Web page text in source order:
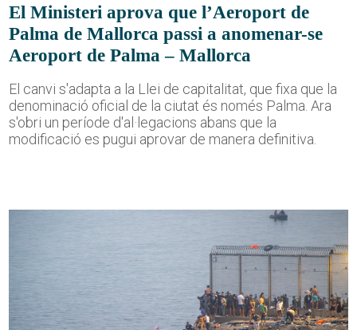
El Ministeri aprova que l’Aeroport de
Palma de Mallorca passi a anomenar-se
Aeroport de Palma – Mallorca
El canvi s'adapta a la Llei de capitalitat, que fixa que la
denominació oficial de la ciutat és només Palma. Ara
s'obri un període d'al·legacions abans que la
modificació es pugui aprovar de manera definitiva.